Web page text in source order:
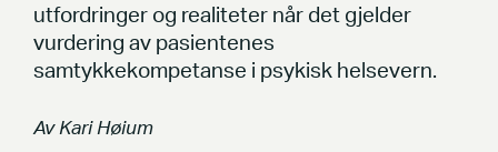
utfordringer og realiteter når det gjelder
vurdering av pasientenes
samtykkekompetanse i psykisk helsevern.
Av Kari Høium